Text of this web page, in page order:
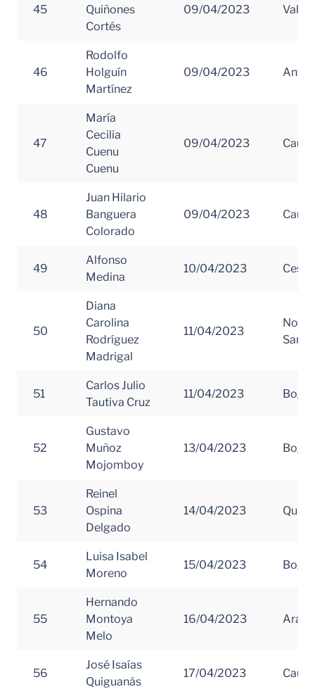
45
Quiñones
Cortés
09/04/2023 Valle
46
Rodolfo
Holguín
Martínez
09/04/2023
47
María
Cecilia
Cuenu
Cuenu
09/04/2023
48
Juan Hilario
Banguera
Colorado
09/04/2023
49
Alfonso
Medina
10/04/2023 Cesar
50
Diana
Carolina
Rodríguez
Madrigal
11/04/2023
Norte
51
Carlos Julio
Tautiva Cruz
11/04/2023
52
Gustavo
Muñoz
Mojomboy
13/04/2023
53
Reinel
Ospina
Delgado
14/04/2023
54
Luisa Isabel
Moreno
15/04/2023
55
Hernando
Montoya
Melo
16/04/2023
56
José Isaías
Quiguanás
17/04/2023